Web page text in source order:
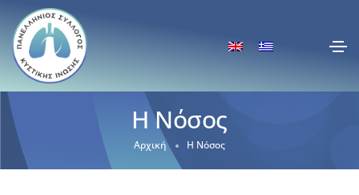
Η Νόσος
Αρχική Η Νόσος